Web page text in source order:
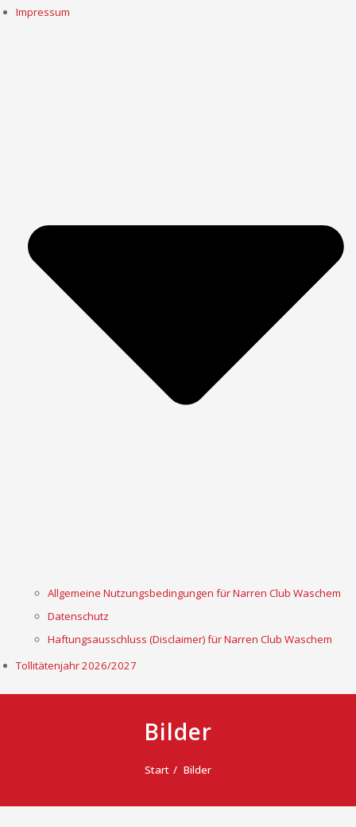
Impressum
Allgemeine Nutzungsbedingungen für Narren Club Waschem
Datenschutz
Haftungsausschluss (Disclaimer) für Narren Club Waschem
Tollitätenjahr 2026/2027
Bilder
Start Bilder